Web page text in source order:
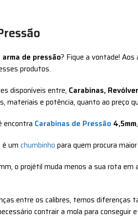
arma de pressão? Fique a vontade!
produtos.
disponíveis entre, Carabinas,
materiais e potência, quanto ao preço
encontra Carabinas de Pressão 4,5mm,
um chumbinho para quem procura
o projétil muda menos a sua rota
entre os calibres, temos diferenças
contrair a mola para conseguir